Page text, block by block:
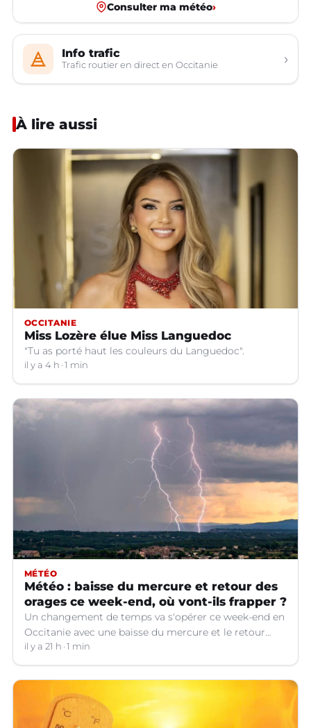
Consulter ma météo›
Info trafic
Trafic routier en direct en Occitanie ›
À lire aussi
OCCITANIE
Miss Lozère élue Miss Languedoc
"Tu as porté haut les couleurs du Languedoc".
il y a 4 h 1 min
MÉTÉO
Météo : baisse du mercure et retour des
orages ce week-end, où vont-ils frapper ?
Un changement de temps va s'opérer ce week-end en
Occitanie avec une baisse du mercure et le retour
d'orages dans certains départements.
il y a 21 h 1 min